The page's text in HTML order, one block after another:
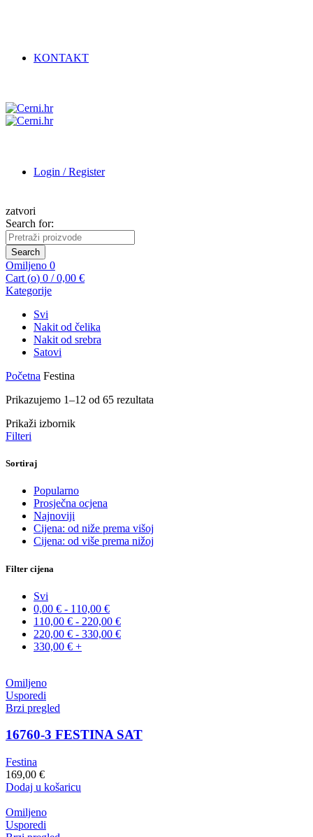
KONTAKT
Login / Register
zatvori
Search for:
Search
Omiljeno 0
Cart (o) 0 / 0,00 €
Kategorije
Svi
Nakit od čelika
Nakit od srebra
Satovi
Početna Festina
Prikazujemo 1–12 od 65 rezultata
Prikaži izbornik
Filteri
Sortiraj
Popularno
Prosječna ocjena
Najnoviji
Cijena: od niže prema višoj
Cijena: od više prema nižoj
Filter cijena
Svi
0,00 € - 110,00 €
110,00 € - 220,00 €
220,00 € - 330,00 €
330,00 € +
Omiljeno
Usporedi
Brzi pregled
16760-3 FESTINA SAT
Festina
169,00 €
Dodaj u košaricu
Omiljeno
Usporedi